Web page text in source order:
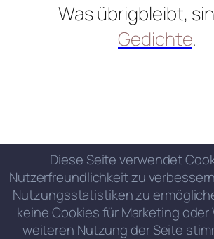
Was übrigbleibt,
Gedichte.
Diese Seite verwendet
Nutzerfreundlichkeit zu
Nutzungsstatistiken zu
keine Cookies für Marketing oder
weiteren Nutzung der Seite